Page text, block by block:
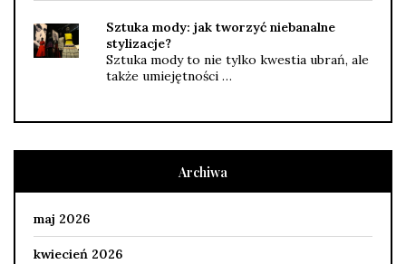
Sztuka mody: jak tworzyć niebanalne
stylizacje?
Sztuka mody to nie tylko kwestia ubrań, ale
także umiejętności …
Archiwa
maj 2026
kwiecień 2026